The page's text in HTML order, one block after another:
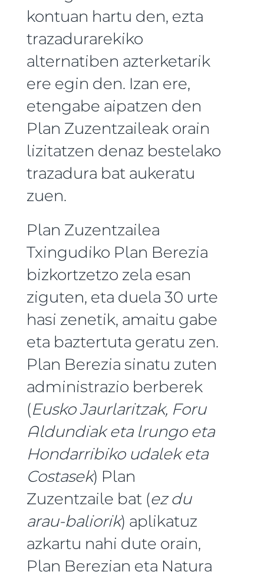
kontuan hartu den, ezta
trazadurarekiko
alternatiben azterketarik
ere egin den. Izan ere,
etengabe aipatzen den
Plan Zuzentzaileak orain
lizitatzen denaz bestelako
trazadura bat aukeratu
zuen.
Plan Zuzentzailea
Txingudiko Plan Berezia
bizkortzetzo zela esan
ziguten, eta duela 30 urte
hasi zenetik, amaitu gabe
eta baztertuta geratu zen.
Plan Berezia sinatu zuten
administrazio berberek
(Eusko Jaurlaritzak, Foru
Aldundiak eta lrungo eta
Hondarribiko udalek eta
Costasek) Plan
Zuzentzaile bat (ez du
arau-baliorik) aplikatuz
azkartu nahi dute orain,
Plan Berezian eta Natura